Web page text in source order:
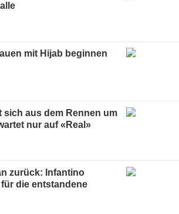
mit Hijab beginnen
sich aus dem Rennen um
nur auf «Real»
zurück: Infantino
die entstandene